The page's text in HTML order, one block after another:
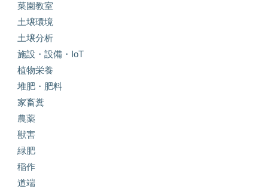
菜園教室
土壌環境
土壌分析
施設・設備・IoT
植物栄養
堆肥・肥料
家畜糞
農薬
獣害
緑肥
稲作
道端